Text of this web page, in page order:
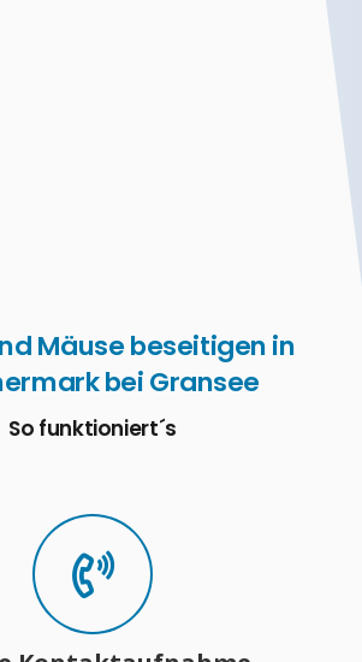
Mäuse beseitigen in
bei Gransee
So funktioniert´s